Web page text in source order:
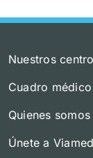
Nuestros
Cuadro médico
Quienes somos
Únete a Viamed